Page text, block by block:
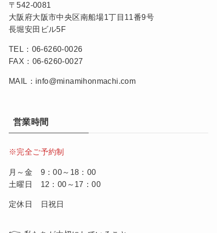
〒542-0081
大阪府大阪市中央区南船場1丁目11番9号
長堀安田ビル5F
TEL：06-6260-0026
FAX：06-6260-0027
MAIL：info@minamihonmachi.com
営業時間
※完全ご予約制
月～金 9：00～18：00
土曜日 12：00～17：00
定休日 日祝日